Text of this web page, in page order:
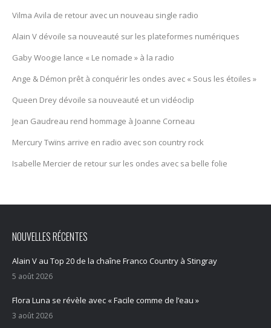
Vilma Avila de retour avec un nouveau single radio
Alain V dévoile sa nouveauté sur les plateformes numériques
Gaby Woogie lance « Le nomade » à la radio
Ange & Démon prêt à conquérir les ondes avec « Sous les étoiles »
Queen Drey dévoile sa nouveauté et un vidéoclip
Jean Gaudreau rend hommage à Joanne Corneau
Mercury Twïns arrive en radio avec son country rock
Isabelle Mercier de retour sur les ondes avec sa belle folie
NOUVELLES RÉCENTES
Alain V au Top 20 de la chaîne Franco Country à Stingray
5 août 2026
Flora Luna se révèle avec « Facile comme de l’eau »
3 août 2026